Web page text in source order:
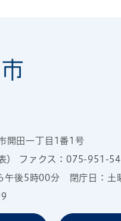
開田一丁目1番1号
） ファクス：075-951-
午後5時00分 閉庁日：土